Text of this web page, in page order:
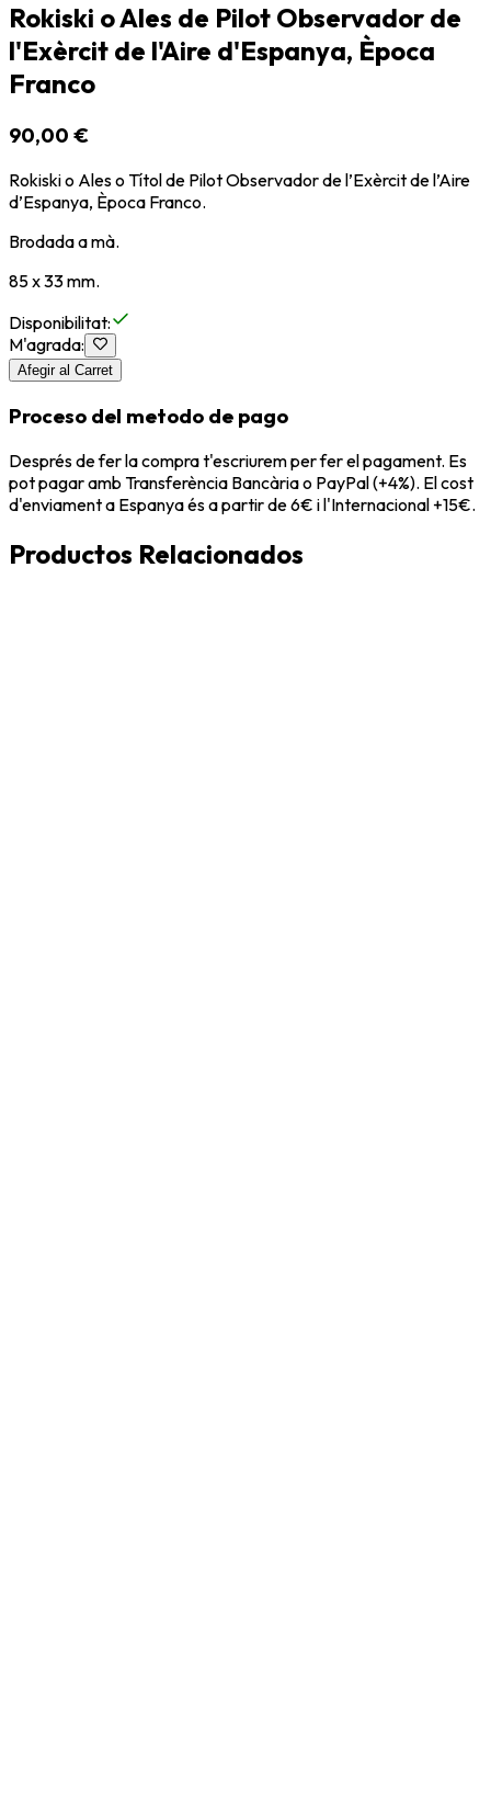
Rokiski o Ales de Pilot Observador de
l'Exèrcit de l'Aire d'Espanya, Època
Franco
90,00 €
Rokiski o Ales o Títol de Pilot Observador de l’Exèrcit de l’Aire
d’Espanya, Època Franco.
Brodada a mà.
85 x 33 mm.
Disponibilitat:
M'agrada:
Afegir al Carret
Proceso del metodo de pago
Després de fer la compra t'escriurem per fer el pagament. Es
pot pagar amb Transferència Bancària o PayPal (+4%). El cost
d'enviament a Espanya és a partir de 6€ i l'Internacional +15€.
Productos Relacionados